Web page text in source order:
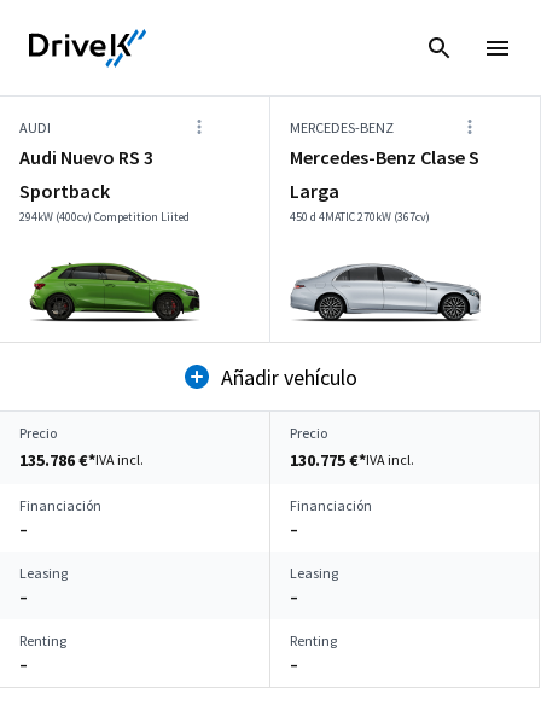
AUDI
Audi Nuevo RS 3
Sportback
294kW (400cv) Competition Liited
MERCEDES-BENZ
Mercedes-Benz Clase S
Larga
450 d 4MATIC 270kW (367cv)
Añadir vehículo
Precio
135.786 €*IVA incl.
Precio
130.775 €*IVA incl.
Financiación
–
Financiación
–
Leasing
–
Leasing
–
Renting
–
Renting
–